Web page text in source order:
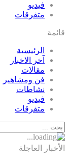
فيديو
متفرقات
قائمة
الرئيسية
آخر الاخبار
مقالات
فن ومشاهير
نشاطات
فيديو
متفرقات
الأخبار العاجلة